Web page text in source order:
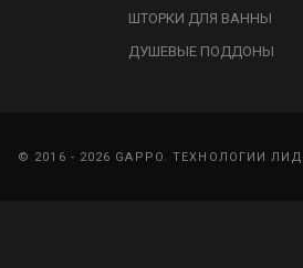
ШТОРКИ ДЛЯ ВАННЫ
ДУШЕВЫЕ ПОДДОНЫ
© 2016 - 2026 GAPPO. ТЕХНОЛОГИИ